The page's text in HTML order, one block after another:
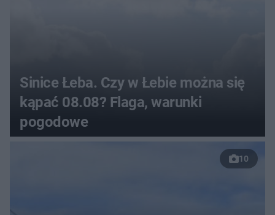
Sinice Łeba. Czy w Łebie można się
kąpać 08.08? Flaga, warunki
pogodowe
10